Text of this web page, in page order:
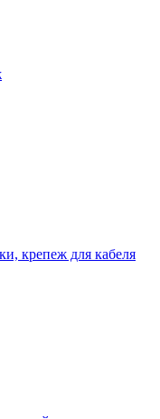
крепеж для кабеля